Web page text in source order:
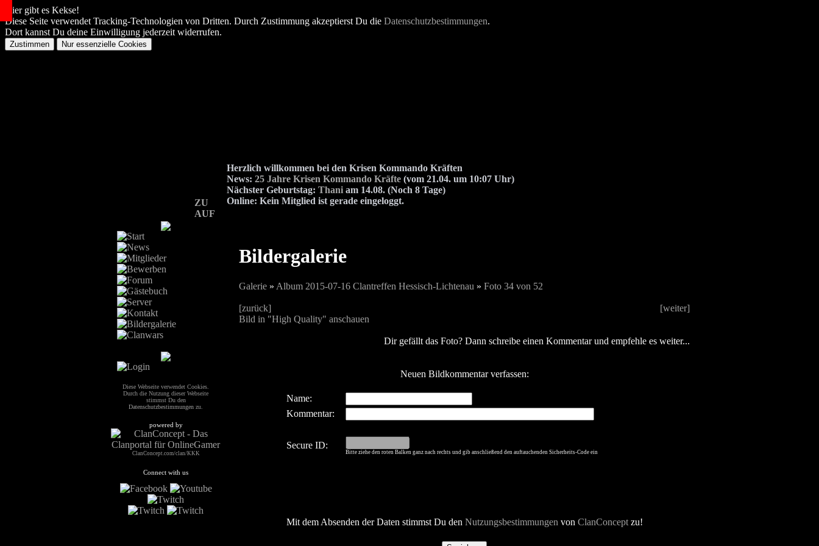
Hier gibt es Kekse!
Diese Seite verwendet Tracking-Technologien von Dritten. Durch Zustimmung akzeptierst Du die Datenschutzbestimmungen.
Dort kannst Du deine Einwilligung jederzeit widerrufen.
ZU
AUF
Herzlich willkommen bei den Krisen Kommando Kräften
News: 25 Jahre Krisen Kommando Kräfte (vom 21.04. um 10:07 Uhr)
Nächster Geburtstag: Thani am 14.08. (Noch 8 Tage)
Online: Kein Mitglied ist gerade eingeloggt.
Diese Webseite verwendet Cookies.
Durch die Nutzung dieser Webseite
stimmst Du den
Datenschutzbestimmungen zu.
powered by
ClanConcept.com/clan/KKK
Connect with us
Bildergalerie
Galerie » Album 2015-07-16 Clantreffen Hessisch-Lichtenau » Foto 34 von 52
[zurück]
[weiter]
Bild in "High Quality" anschauen
Dir gefällt das Foto? Dann schreibe einen Kommentar und empfehle es weiter...
Neuen Bildkommentar verfassen:
Name:
Kommentar:
Secure ID:
Bitte ziehe den roten Balken ganz nach rechts und gib anschließend den auftauchenden Sicherheits-Code ein
Mit dem Absenden der Daten stimmst Du den Nutzungsbestimmungen von ClanConceptzu!